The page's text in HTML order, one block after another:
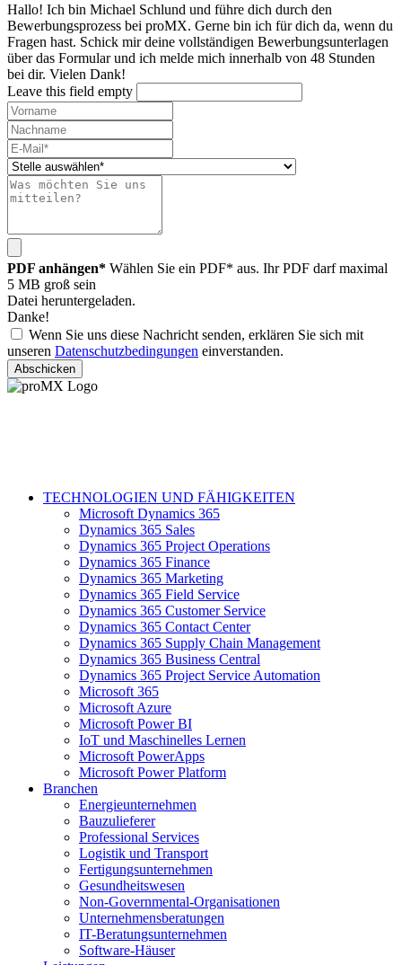
Hallo! Ich bin Michael Schlund und führe dich durch den
Bewerbungsprozess bei proMX. Gerne bin ich für dich da, wenn du
Fragen hast. Schick mir deine vollständigen Bewerbungsunterlagen
über das Formular und ich melde mich innerhalb von 48 Stunden
bei dir. Vielen Dank!
Leave this field empty
PDF anhängen* Wählen Sie ein PDF* aus. Ihr PDF darf maximal
5 MB groß sein
Datei heruntergeladen.
Danke!
Wenn Sie uns diese Nachricht senden, erklären Sie sich mit
unseren Datenschutzbedingungen einverstanden.
Abschicken
TECHNOLOGIEN UND FÄHIGKEITEN
Microsoft Dynamics 365
Dynamics 365 Sales
Dynamics 365 Project Operations
Dynamics 365 Finance
Dynamics 365 Marketing
Dynamics 365 Field Service
Dynamics 365 Customer Service
Dynamics 365 Contact Center
Dynamics 365 Supply Chain Management
Dynamics 365 Business Central
Dynamics 365 Project Service Automation
Microsoft 365
Microsoft Azure
Microsoft Power BI
IoT und Maschinelles Lernen
Microsoft PowerApps
Microsoft Power Platform
Branchen
Energieunternehmen
Bauzulieferer
Professional Services
Logistik und Transport
Fertigungsunternehmen
Gesundheitswesen
Non-Governmental-Organisationen
Unternehmensberatungen
IT-Beratungsunternehmen
Software-Häuser